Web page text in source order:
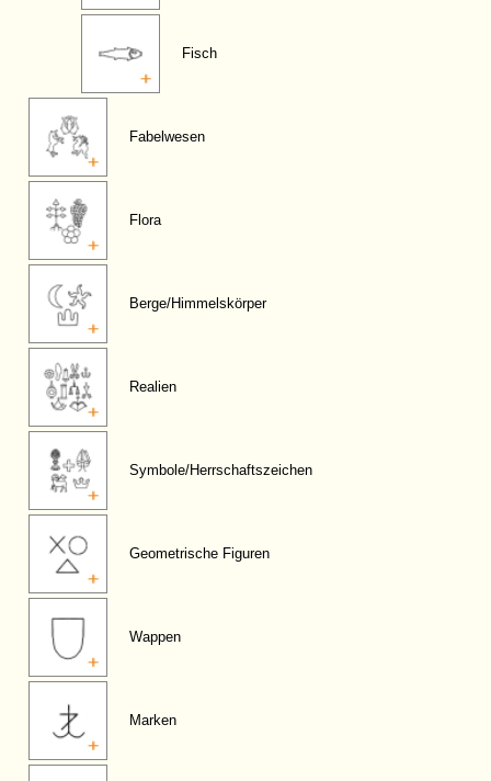
Fisch
Fabelwesen
Flora
Berge/Himmelskörper
Realien
Symbole/Herrschaftszeichen
Geometrische Figuren
Wappen
Marken